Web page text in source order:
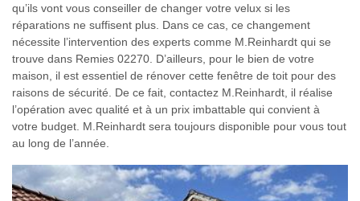
qu’ils vont vous conseiller de changer votre velux si les
réparations ne suffisent plus. Dans ce cas, ce changement
nécessite l’intervention des experts comme M.Reinhardt qui se
trouve dans Remies 02270. D’ailleurs, pour le bien de votre
maison, il est essentiel de rénover cette fenêtre de toit pour des
raisons de sécurité. De ce fait, contactez M.Reinhardt, il réalise
l’opération avec qualité et à un prix imbattable qui convient à
votre budget. M.Reinhardt sera toujours disponible pour vous tout
au long de l’année.